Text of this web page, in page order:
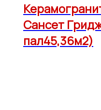
Сансет
пал45,36м2)